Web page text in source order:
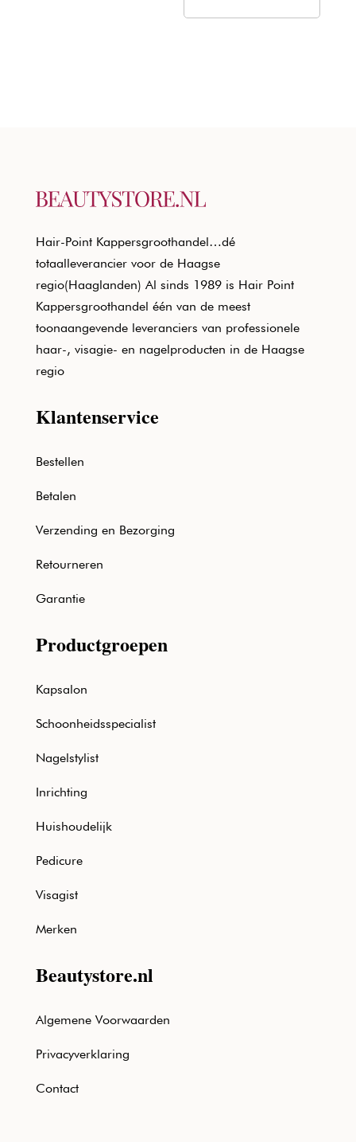
Hair-Point Kappersgroothandel…dé
totaalleverancier voor de Haagse
regio(Haaglanden) Al sinds 1989 is Hair Point
Kappersgroothandel één van de meest
toonaangevende leveranciers van professionele
haar-, visagie- en nagelproducten in de Haagse
regio
Klantenservice
Bestellen
Betalen
Verzending en Bezorging
Retourneren
Garantie
Productgroepen
Kapsalon
Schoonheidsspecialist
Nagelstylist
Inrichting
Huishoudelijk
Pedicure
Visagist
Merken
Beautystore.nl
Algemene Voorwaarden
Privacyverklaring
Contact